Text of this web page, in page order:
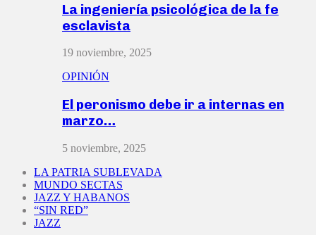
La ingeniería psicológica de la fe
esclavista
19 noviembre, 2025
OPINIÓN
El peronismo debe ir a internas en
marzo…
5 noviembre, 2025
LA PATRIA SUBLEVADA
MUNDO SECTAS
JAZZ Y HABANOS
“SIN RED”
JAZZ